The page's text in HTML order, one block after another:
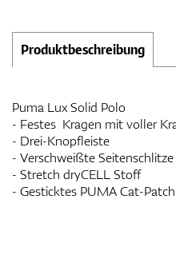
Produktbeschreibung
Puma Lux Solid Polo
- Festes Kragen mit voller
- Drei-Knopfleiste
- Verschweißte Seitenschlitze
- Stretch dryCELL Stoff
- Gesticktes PUMA Cat-